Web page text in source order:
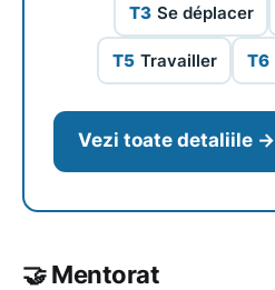
T3 Se déplacer
T5 Travailler T6
Vezi toate detaliile →
🤝 Mentorat